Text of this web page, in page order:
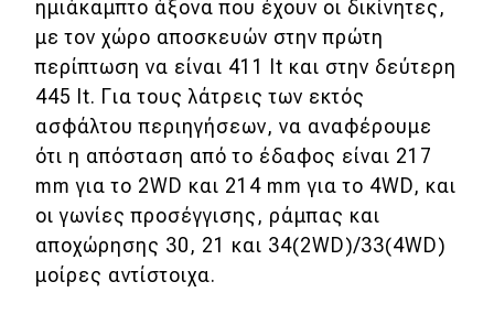
ημιάκαμπτο άξονα που έχουν οι δικίνητες,
με τον χώρο αποσκευών στην πρώτη
περίπτωση να είναι 411 lt και στην δεύτερη
445 lt. Για τους λάτρεις των εκτός
ασφάλτου περιηγήσεων, να αναφέρουμε
ότι η απόσταση από το έδαφος είναι 217
mm για το 2WD και 214 mm για το 4WD, και
οι γωνίες προσέγγισης, ράμπας και
αποχώρησης 30, 21 και 34(2WD)/33(4WD)
μοίρες αντίστοιχα.